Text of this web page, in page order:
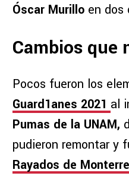
Óscar Murillo en dos
Cambios que
Pocos fueron los
Guard1anes 2021 al
Pumas de la UNAM,
pudieron remontar y
Rayados de